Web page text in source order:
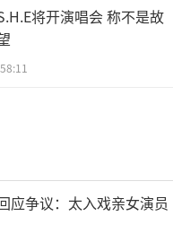
将开演唱会 称不是故
应争议：太入戏亲女演员